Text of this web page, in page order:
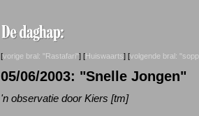
[vorige bral: "Rastafari"] [Huiswaarts] [volgende bral:
05/06/2003: "Snelle Jongen"
'n observatie door Kiers [tm]